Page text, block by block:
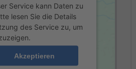
Service kann Daten zu
lesen Sie die Details
des Service zu, um
Akzeptieren